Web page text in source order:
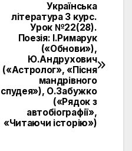
Українська
література 3 курс.
Урок №22(28).
Поезія: І.Римарук
(«Обнови»),
Ю.Андрухович
(«Астролог», «Пісня
мандрівного
спудея»), О.Забужко
(«Рядок з
автобіографії»,
«Читаючи історію»)